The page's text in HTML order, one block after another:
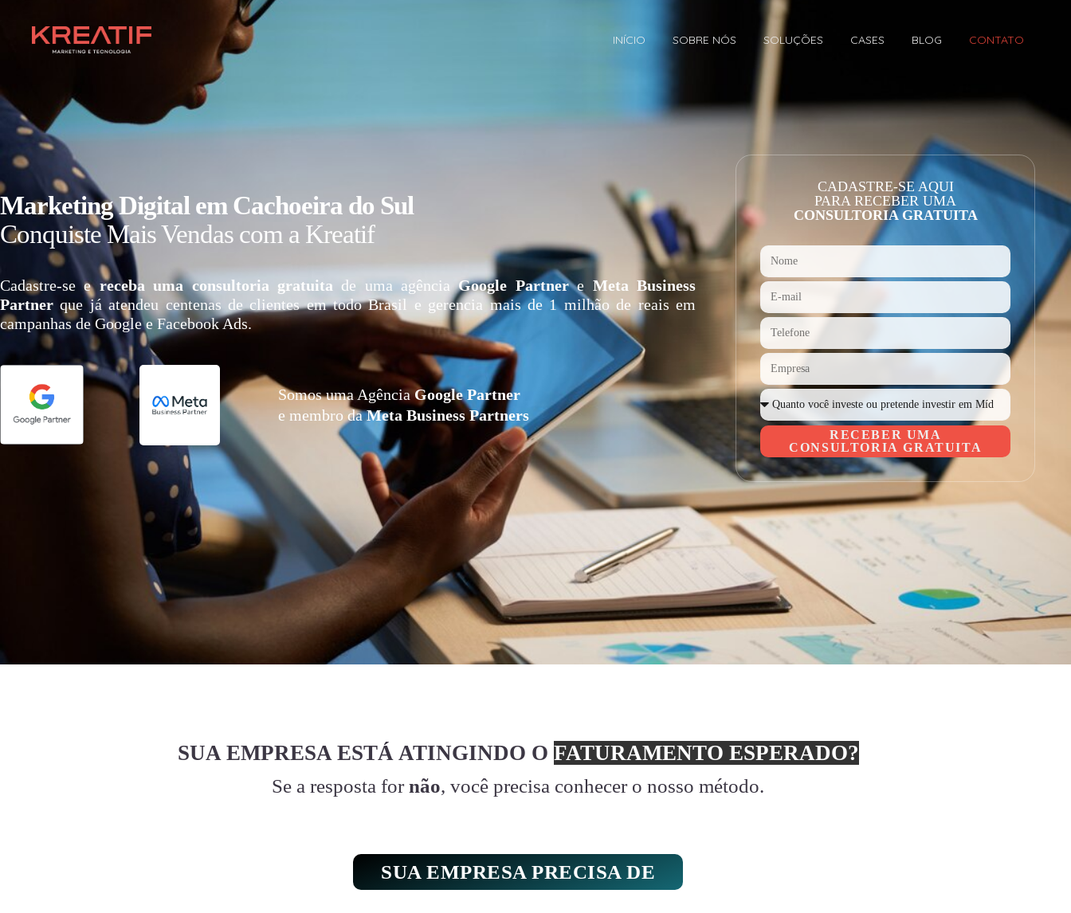
INÍCIO SOBRE NÓS SOLUÇÕES CASES BLOG CONTATO
Marketing Digital em Cachoeira do Sul
Conquiste Mais Vendas com a Kreatif
Cadastre-se e receba uma consultoria gratuita de uma agênciaGoogle Partnere Meta Business
Partner que já atendeu centenas de clientes em todo Brasil e gerencia mais de 1 milhão de reais em
campanhas de Google e Facebook Ads.
Somos uma AgênciaGoogle Partner
e membro daMeta Business Partners
CADASTRE-SE AQUI
PARA RECEBER UMA
CONSULTORIA GRATUITA
RECEBER UMA
CONSULTORIA GRATUITA
SUA EMPRESA ESTÁ ATINGINDO O FATURAMENTO ESPERADO?
Se a resposta for não, você precisa conhecer o nosso método.
SUA EMPRESA PRECISA DE